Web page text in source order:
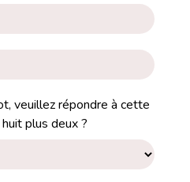
veuillez répondre à cette
plus deux ?